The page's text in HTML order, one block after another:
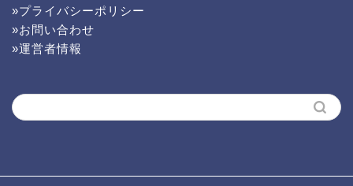
»プライバシーポリシー
»お問い合わせ
»運営者情報